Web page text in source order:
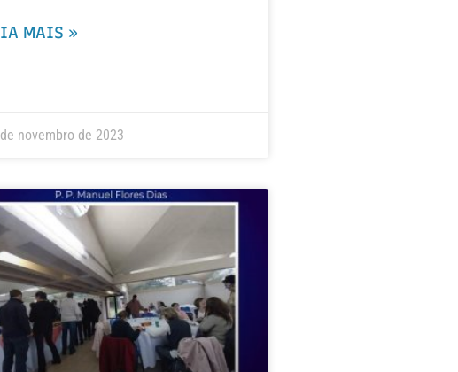
MAIS »
novembro de 2023